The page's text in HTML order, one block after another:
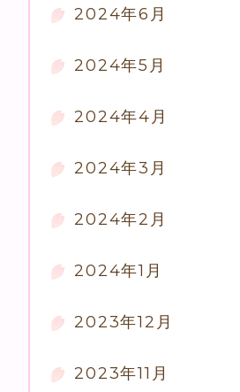
2024年6月
2024年5月
2024年4月
2024年3月
2024年2月
2024年1月
2023年12月
2023年11月